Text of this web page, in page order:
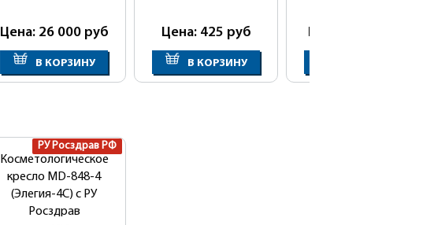
Цена: 26 000 руб
В КОРЗИНУ
Цена: 425 руб
В КОРЗИНУ
Цена: 4 800
РУ Росздрав РФ
Косметологическое
кресло MD-848-4
(Элегия-4С) с РУ
Росздрав